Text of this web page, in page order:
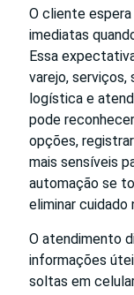
O cliente
imediatas
Essa
varejo, serviços,
logística e
pode
opções,
mais sensíveis
automação se
eliminar cuidado
O atendimento
informações
soltas em